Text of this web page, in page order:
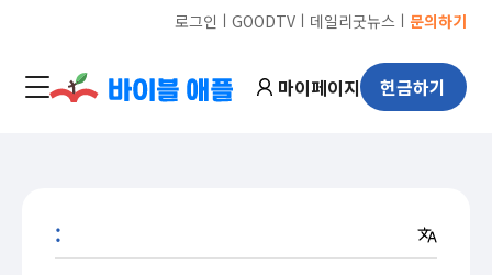
로그인 ㅣ GOODTVㅣ 데일리굿뉴스 ㅣ 문의하기
마이페이지 헌금하기
: